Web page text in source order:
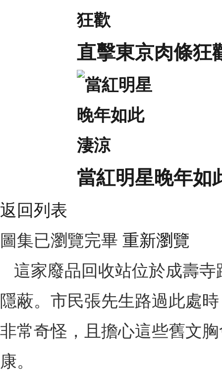
直擊東京肉條狂
當紅明星晚年如
返回列表
圖集已瀏覽完畢 重新瀏覽
這家廢品回收站位於成壽
隱蔽。市民張先生路過此處
非常奇怪，且擔心這些舊文
康。